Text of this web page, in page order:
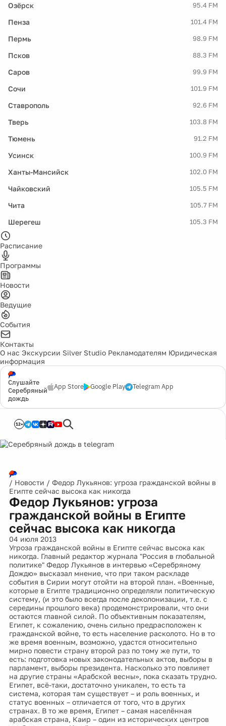
Озёрск 95.4 FM
Пенза 101.4 FM
Пермь 98.9 FM
Псков 88.3 FM
Саров 99.9 FM
Сочи 101.9 FM
Ставрополь 92.6 FM
Тверь 103.8 FM
Тюмень 91.2 FM
Усинск 100.9 FM
Ханты-Мансийск 102.0 FM
Чайковский 105.5 FM
Чита 105.7 FM
Шерегеш 105.3 FM
Расписание
Программы
Новости
Ведущие
События
Контакты
О нас Экскурсии Silver Studio Рекламодателям Юридическая
информация
Слушайте
Серебряный
дождь
App Store Google Play Telegram App
12+
/ Новости / Федор Лукьянов: угроза гражданской войны в
Египте сейчас высока как никогда
Федор Лукьянов: угроза
гражданской войны в Египте
сейчас высока как никогда
04 июля 2013
Угроза гражданской войны в Египте сейчас высока как
никогда. Главный редактор журнала "Россия в глобальной
политике" Федор Лукьянов в интервью «Серебряному
Дождю» высказал мнение, что при таком раскладе
события в Сирии могут отойти на второй план. «Военные,
которые в Египте традиционно определяли политическую
систему, (и это было всегда после деколонизации, т.е. с
середины прошлого века) продемонстрировали, что они
остаются главной силой. По объективным показателям,
Египет, к сожалению, очень сильно предрасположен к
гражданской войне, то есть население расколото. Но в то
же время военным, возможно, удастся относительно
мирно повести страну второй раз по тому же пути, то
есть: подготовка новых законодательных актов, выборы в
парламент, выборы президента. Насколько это повлияет
на другие страны «Арабской весны», пока сказать трудно.
Египет, всё-таки, достаточно уникален, то есть та
система, которая там существует – и роль военных, и
статус военных – отличается от того, что в других
странах. В то же время, Египет – самая населённая
арабская страна, Каир – один из исторических центров